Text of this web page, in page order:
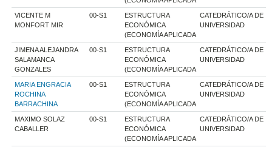
VICENTE M
MONFORT MIR
00-S1
ESTRUCTURA
ECONÓMICA
(ECONOMÍA APLICADA
CATEDRÁTICO/A DE
UNIVERSIDAD
JIMENA ALEJANDRA
SALAMANCA
GONZALES
00-S1
ESTRUCTURA
ECONÓMICA
(ECONOMÍA APLICADA
CATEDRÁTICO/A DE
UNIVERSIDAD
MARIA ENGRACIA
ROCHINA
BARRACHINA
00-S1
ESTRUCTURA
ECONÓMICA
(ECONOMÍA APLICADA
CATEDRÁTICO/A DE
UNIVERSIDAD
MAXIMO SOLAZ
CABALLER
00-S1
ESTRUCTURA
ECONÓMICA
(ECONOMÍA APLICADA
CATEDRÁTICO/A DE
UNIVERSIDAD